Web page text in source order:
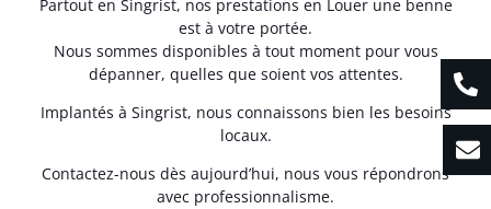
Partout en Singrist, nos prestations en Louer une benne
est à votre portée.
Nous sommes disponibles à tout moment pour vous
dépanner, quelles que soient vos attentes.
Implantés à Singrist, nous connaissons bien les besoins
locaux.
Contactez-nous dès aujourd’hui, nous vous répondrons
avec professionnalisme.